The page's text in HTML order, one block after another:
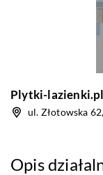
Plytki-lazienki.pl
ul. Złotowska
Opis